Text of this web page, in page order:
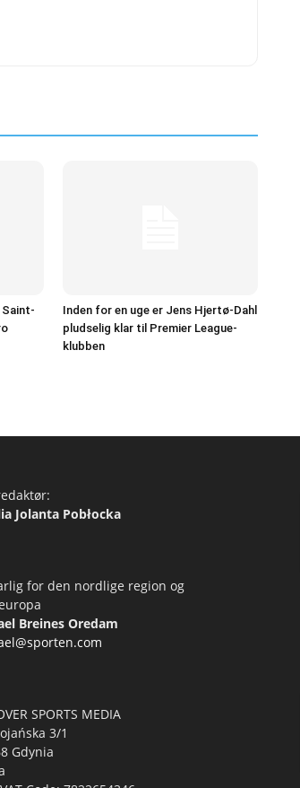
Saint-
Inden for en uge er Jens Hjertø-Dahl
pludselig klar til Premier League-
klubben
Jolanta Pobłocka
for den nordlige region og
Breines Oredam
SPORTS MEDIA
3/1
Gdynia